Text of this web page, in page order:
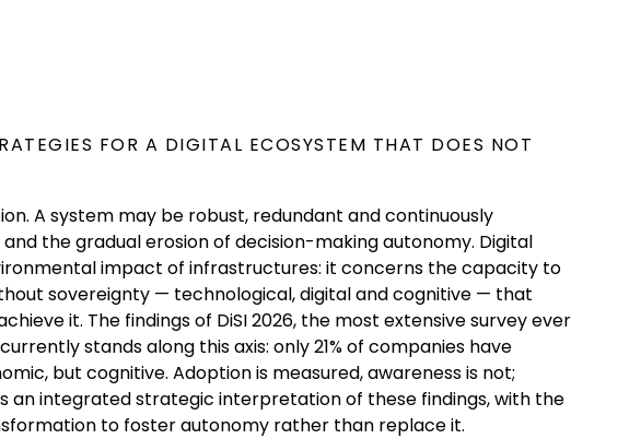
FOR A DIGITAL ECOSYSTEM THAT DOES NOT
A system may be robust, redundant and continuously
the gradual erosion of decision-making autonomy. Digital
impact of infrastructures: it concerns the capacity to
sovereignty — technological, digital and cognitive — that
it. The findings of DiSI 2026, the most extensive survey ever
stands along this axis: only 21% of companies have
but cognitive. Adoption is measured, awareness is not;
an integrated strategic interpretation of these findings, with the
to foster autonomy rather than replace it.